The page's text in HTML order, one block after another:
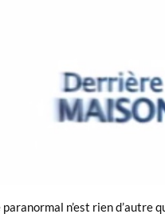
n’est rien d’autre